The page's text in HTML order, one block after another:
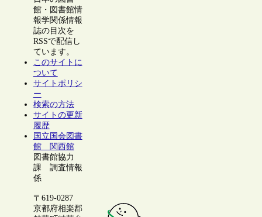
館・図書館情
報学関係情報
誌の目次を
RSSで配信し
ています。
このサイトに
ついて
サイトポリシ
ー
検索の方法
サイトの更新
履歴
国立国会図書
館 関西館
図書館協力
課 調査情報
係
〒619-0287
京都府相楽郡